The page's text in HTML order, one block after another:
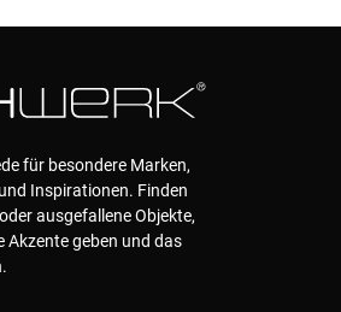
für besondere Marken,
Inspirationen. Finden
ausgefallene Objekte,
Akzente geben und das